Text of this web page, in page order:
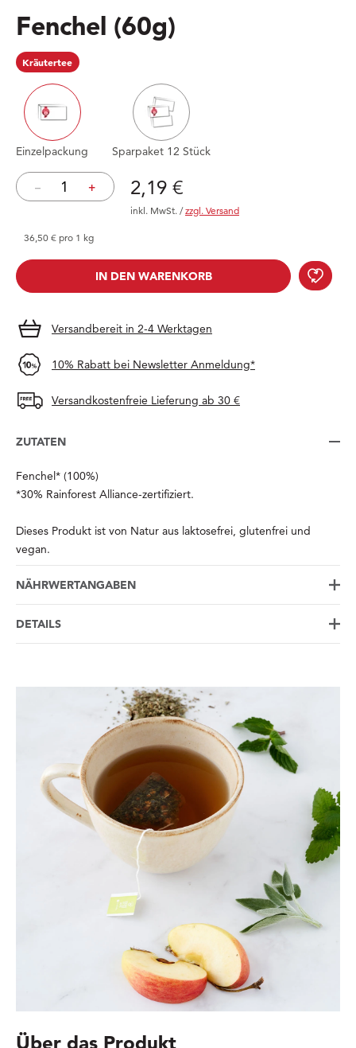
Fenchel (60g)
Kräutertee
Einzelpackung Sparpaket 12 Stück
– + Preis: 2,19 €
2,19 €
inkl. MwSt. /zzgl. Versand
36,50 € pro 1 kg
IN DEN WARENKORB
Versandbereit in 2-4 Werktagen
10% Rabatt bei Newsletter Anmeldung*
Versandkostenfreie Lieferung ab 30 €
ZUTATEN
Fenchel* (100%)
*30% Rainforest Alliance-zertifiziert.
Dieses Produkt ist von Natur aus laktosefrei, glutenfrei und
vegan.
NÄHRWERTANGABEN
DETAILS
Über das Produkt